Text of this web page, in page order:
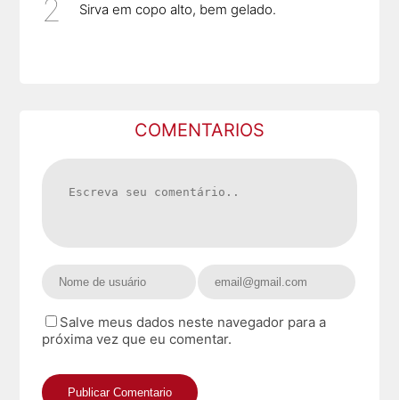
Sirva em copo alto, bem gelado.
COMENTARIOS
Salve meus dados neste navegador para a
próxima vez que eu comentar.